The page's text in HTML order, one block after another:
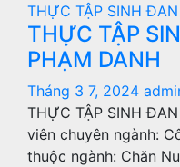
THỰC TẬP SINH
THỰC TẬP
PHẠM DANH
Tháng 3 7, 2024
THỰC TẬP SINH
viên chuyên ngành:
thuộc ngành: Chăn